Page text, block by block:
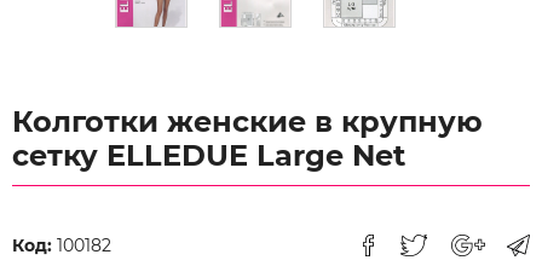
Колготки женские в крупную
сетку ELLEDUE Large Net
Код: 100182